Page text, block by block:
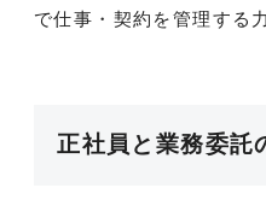
で仕事・契約を管理する
正社員と業務委託